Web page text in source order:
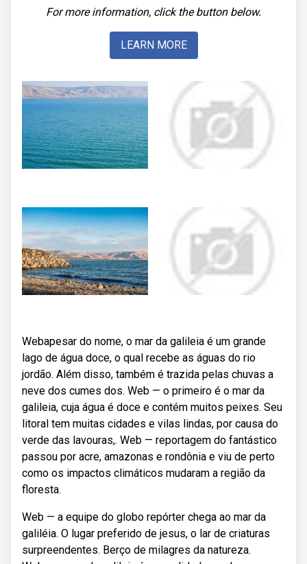
For more information, click the button below.
LEARN MORE
Webapesar do nome, o mar da galileia é um grande
lago de água doce, o qual recebe as águas do rio
jordão. Além disso, também é trazida pelas chuvas a
neve dos cumes dos. Web — o primeiro é o mar da
galileia, cuja água é doce e contém muitos peixes. Seu
litoral tem muitas cidades e vilas lindas, por causa do
verde das lavouras,. Web — reportagem do fantástico
passou por acre, amazonas e rondônia e viu de perto
como os impactos climáticos mudaram a região da
floresta.
Web — a equipe do globo repórter chega ao mar da
galiléia. O lugar preferido de jesus, o lar de criaturas
surpreendentes. Berço de milagres da natureza.